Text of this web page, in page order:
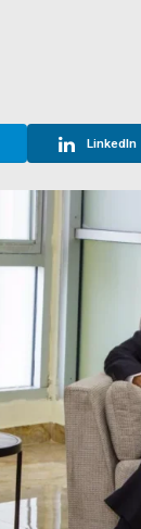
LinkedIn